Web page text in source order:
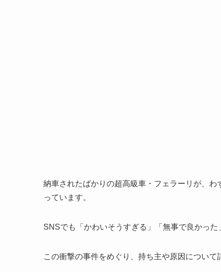
納車されたばかりの超高級車・フェラーリが、
っています。
SNSでも「かわいそうすぎる」「無事で良かった
この衝撃の事件をめぐり、持ち主や原因について